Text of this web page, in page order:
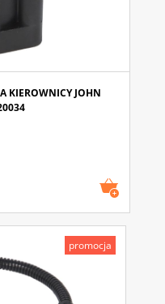
KIEROWNICY JOHN
promocja